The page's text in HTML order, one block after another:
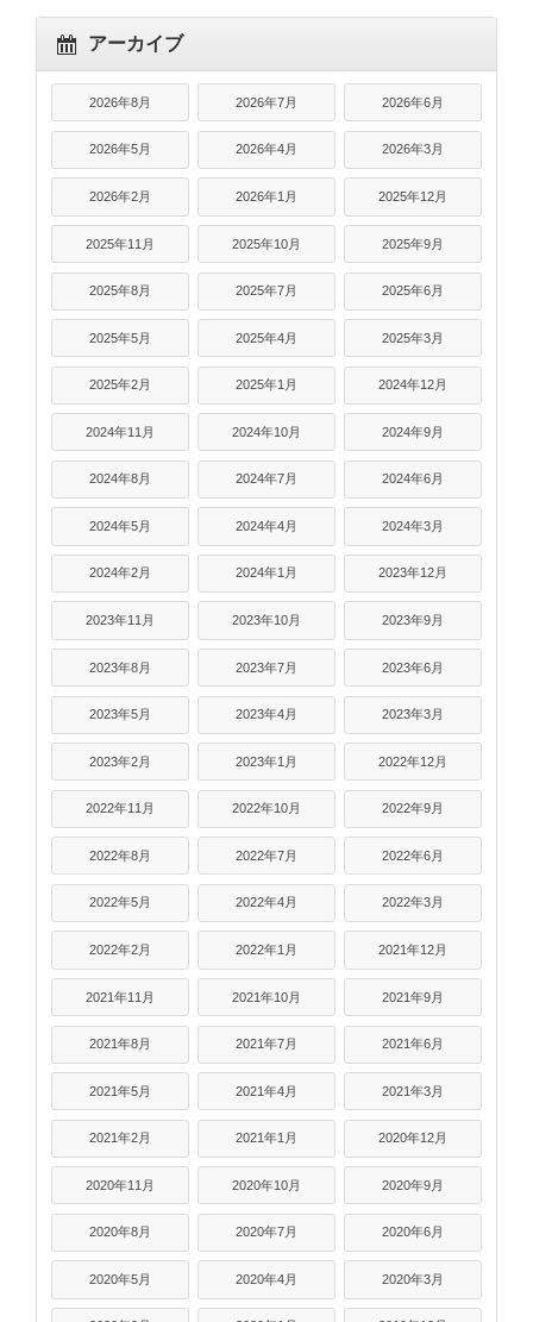
アーカイブ
2026年8月 2026年7月 2026年6月
2026年5月 2026年4月 2026年3月
2026年2月 2026年1月 2025年12月
2025年11月 2025年10月 2025年9月
2025年8月 2025年7月 2025年6月
2025年5月 2025年4月 2025年3月
2025年2月 2025年1月 2024年12月
2024年11月 2024年10月 2024年9月
2024年8月 2024年7月 2024年6月
2024年5月 2024年4月 2024年3月
2024年2月 2024年1月 2023年12月
2023年11月 2023年10月 2023年9月
2023年8月 2023年7月 2023年6月
2023年5月 2023年4月 2023年3月
2023年2月 2023年1月 2022年12月
2022年11月 2022年10月 2022年9月
2022年8月 2022年7月 2022年6月
2022年5月 2022年4月 2022年3月
2022年2月 2022年1月 2021年12月
2021年11月 2021年10月 2021年9月
2021年8月 2021年7月 2021年6月
2021年5月 2021年4月 2021年3月
2021年2月 2021年1月 2020年12月
2020年11月 2020年10月 2020年9月
2020年8月 2020年7月 2020年6月
2020年5月 2020年4月 2020年3月